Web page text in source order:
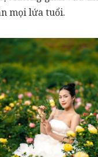
mọi lứa tuổi.